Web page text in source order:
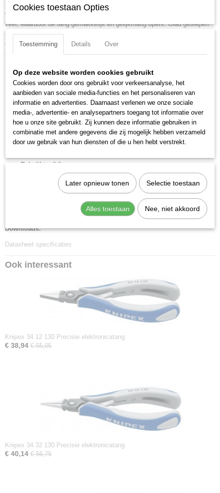
Bruto gewicht
Afmetingen (l,b,h)
16 x 5,30 x 1,30 cm
Precies vervaardigde scharniervlakken voor een gelijkmatige,
wrijvingsarme beweging in het hele openingsbereik. Soepele, dubbele
veer, waardoor de tang gemakkelijk en gelijkmatig opent. Glad geslepen
grijpvlakken. Kanten zorgvuldig ontbraamd. Perfecte finish. Gering
gewicht. Ergonomische, tweekleurige meercompomnenten-ESD-grepen.
Zwart/grijs.
Lengte:135 mm
Tang afwerking:gebruineerd
Benen/handgrepen:met meer-componentengrepen
Uitvoering:ESD
Kop afwerking:
Kopbreedte:11.2 mm
Bek lengte:21.9 mm
Bek dikte: 6.5 mm
Scharnier type:
DIN EN 61 340-5, DIN ISO 9655
3.5 mm
1.4 mm
Downloads:
Datasheet specificaties
Ook interessant
Knipex 34 12 130 Precisie elektronicatang
€ 38,94 € 55,05
Knipex 34 32 130 Precisie elektronicatang
€ 40,14 € 56,75
Cookies toestaan Opties
Toestemming Details Over
Op deze website worden cookies gebruikt
Cookies worden door ons gebruikt voor verkeersanalyse, het
aanbieden van sociale media-functies en het personaliseren van
informatie en advertenties. Daarnaast verlenen we onze sociale
media-, advertentie- en analysepartners toegang tot informatie over
hoe u onze site gebruikt. Zij kunnen deze informatie gebruiken in
combinatie met andere gegevens die zij mogelijk hebben verzameld
door uw gebruik van hun diensten of die u hen hebt verstrekt.
Later opnieuw tonen Selectie toestaan
Alles toestaan Nee, niet akkoord